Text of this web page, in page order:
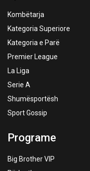
Kombëtarja
Kategoria Superiore
Kategoria e Parë
Premier League
La Liga
Serie A
Shumësportësh
Sport Gossip
Programe
Big Brother VIP